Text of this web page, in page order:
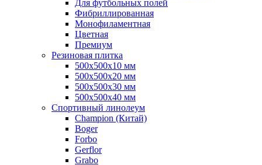
Для футбольных полей
Фибриллированная
Монофиламентная
Цветная
Премиум
Резиновая плитка
500х500х10 мм
500х500х20 мм
500х500х30 мм
500х500х40 мм
Спортивный линолеум
Champion (Китай)
Boger
Forbo
Gerflor
Grabo